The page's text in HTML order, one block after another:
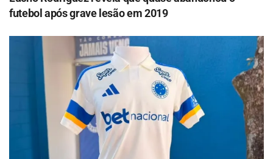
futebol após grave lesão em 2019